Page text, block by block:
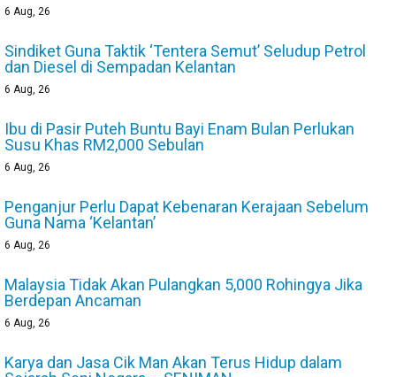
6 Aug, 26
Sindiket Guna Taktik ‘Tentera Semut’ Seludup Petrol
dan Diesel di Sempadan Kelantan
6 Aug, 26
Ibu di Pasir Puteh Buntu Bayi Enam Bulan Perlukan
Susu Khas RM2,000 Sebulan
6 Aug, 26
Penganjur Perlu Dapat Kebenaran Kerajaan Sebelum
Guna Nama ‘Kelantan’
6 Aug, 26
Malaysia Tidak Akan Pulangkan 5,000 Rohingya Jika
Berdepan Ancaman
6 Aug, 26
Karya dan Jasa Cik Man Akan Terus Hidup dalam